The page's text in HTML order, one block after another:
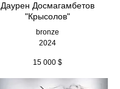
Даурен Досмагамбетов
"Крысолов"
bronze
2024
15 000 $